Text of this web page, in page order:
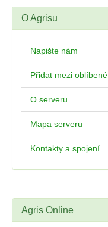
O Agrisu
Napište nám
Přidat mezi oblíbené
O serveru
Mapa serveru
Kontakty a spojení
Agris Online